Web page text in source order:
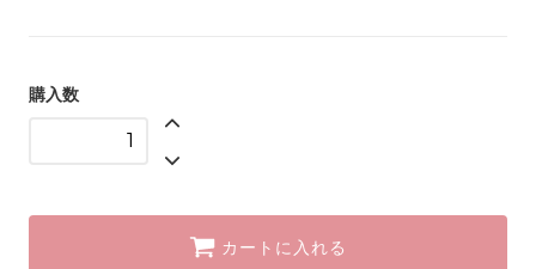
購入数
カートに入れる